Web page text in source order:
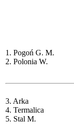
1. Pogoń G. M.
2. Polonia W.
3. Arka
4. Termalica
5. Stal M.